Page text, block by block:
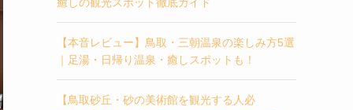
【本音レビュー】鳥取・三朝温泉の楽しみ方5選
｜足湯・日帰り温泉・癒しスポットも！
【鳥取砂丘・砂の美術館を観光する人必